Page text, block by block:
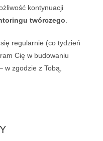
kontynuacji
twórczego.
regularnie (co tydzień
Cię w budowaniu
w zgodzie z Tobą,